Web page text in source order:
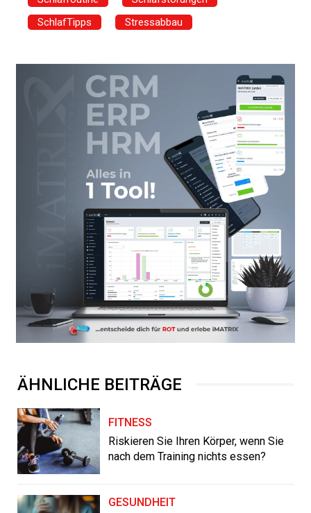
SchlafTipps
Stressabbau
ÄHNLICHE BEITRÄGE
FITNESS
Riskieren Sie Ihren Körper, wenn Sie
nach dem Training nichts essen?
GESUNDHEIT